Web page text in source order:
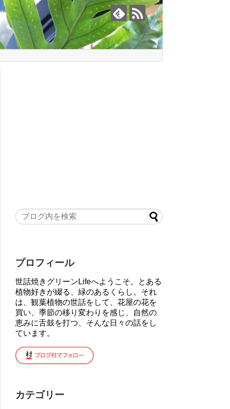
プロフィール
世話焼きグリーンLifeへようこそ。とある
植物好きが綴る、緑のあるくらし。それ
は、観葉植物の世話をして、花屋の花を
買い、季節の移り変わりを感じ、自然の
恵みに舌鼓を打つ、そんな日々の話をし
ています。
カテゴリー